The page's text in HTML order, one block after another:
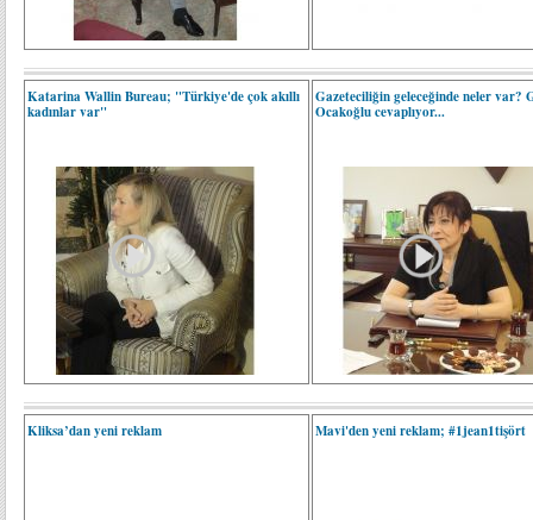
Katarina Wallin Bureau; "Türkiye'de çok akıllı
kadınlar var"
Gazeteciliğin geleceğinde neler var?
Ocakoğlu cevaplıyor...
Kliksa’dan yeni reklam Mavi'den yeni reklam; #1jean1tişört